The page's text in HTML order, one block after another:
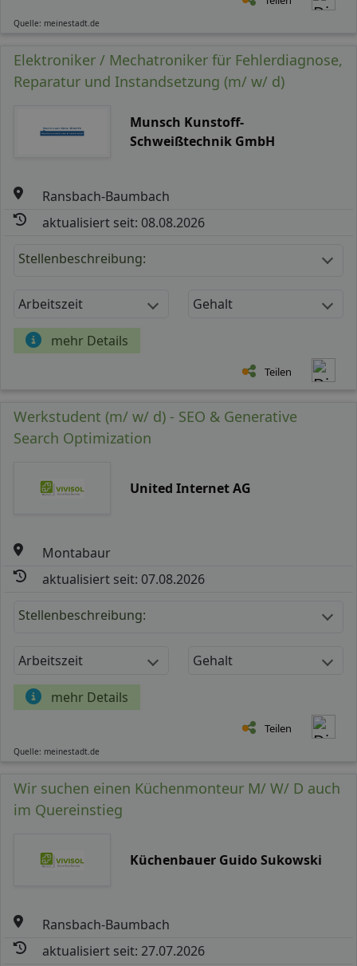
Quelle: meinestadt.de
Elektroniker / Mechatroniker für Fehlerdiagnose,
Reparatur und Instandsetzung (m/ w/ d)
Munsch Kunstoff-
Schweißtechnik GmbH
Ransbach-Baumbach
aktualisiert seit: 08.08.2026
Stellenbeschreibung:
Arbeitszeit Gehalt
mehr Details
Teilen
Werkstudent (m/ w/ d) - SEO & Generative
Search Optimization
United Internet AG
Montabaur
aktualisiert seit: 07.08.2026
Stellenbeschreibung:
Arbeitszeit Gehalt
mehr Details
Teilen
Quelle: meinestadt.de
Wir suchen einen Küchenmonteur M/ W/ D auch
im Quereinstieg
Küchenbauer Guido Sukowski
Ransbach-Baumbach
aktualisiert seit: 27.07.2026